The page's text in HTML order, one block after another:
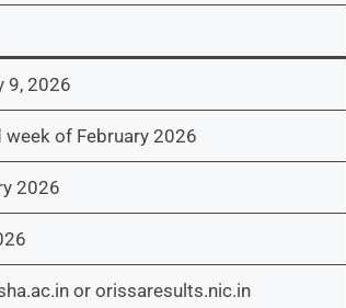
9, 2026
week of February 2026
2026
or orissaresults.nic.in